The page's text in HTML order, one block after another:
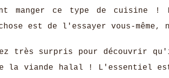
manger ce type de cuisine
est de l'essayer vous-même,
très surpris pour découvrir
la viande halal ! L'essentiel